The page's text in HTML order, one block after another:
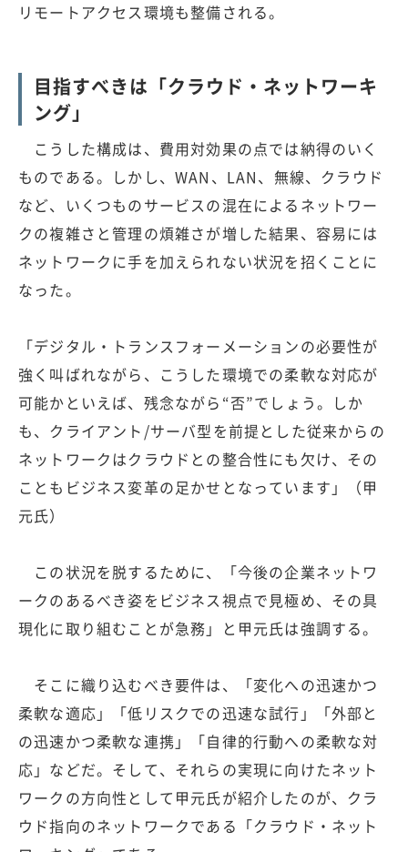
リモートアクセス環境も整備される。
目指すべきは「クラウド・ネットワーキ
ング」
こうした構成は、費用対効果の点では納得のいく
ものである。しかし、WAN、LAN、無線、クラウド
など、いくつものサービスの混在によるネットワー
クの複雑さと管理の煩雑さが増した結果、容易には
ネットワークに手を加えられない状況を招くことに
なった。
「デジタル・トランスフォーメーションの必要性が
強く叫ばれながら、こうした環境での柔軟な対応が
可能かといえば、残念ながら“否”でしょう。しか
も、クライアント/サーバ型を前提とした従来からの
ネットワークはクラウドとの整合性にも欠け、その
こともビジネス変革の足かせとなっています」（甲
元氏）
この状況を脱するために、「今後の企業ネットワ
ークのあるべき姿をビジネス視点で見極め、その具
現化に取り組むことが急務」と甲元氏は強調する。
そこに織り込むべき要件は、「変化への迅速かつ
柔軟な適応」「低リスクでの迅速な試行」「外部と
の迅速かつ柔軟な連携」「自律的行動への柔軟な対
応」などだ。そして、それらの実現に向けたネット
ワークの方向性として甲元氏が紹介したのが、クラ
ウド指向のネットワークである「クラウド・ネット